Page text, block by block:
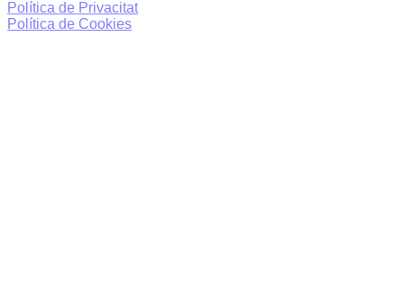
Política de Privacitat
Política de Cookies